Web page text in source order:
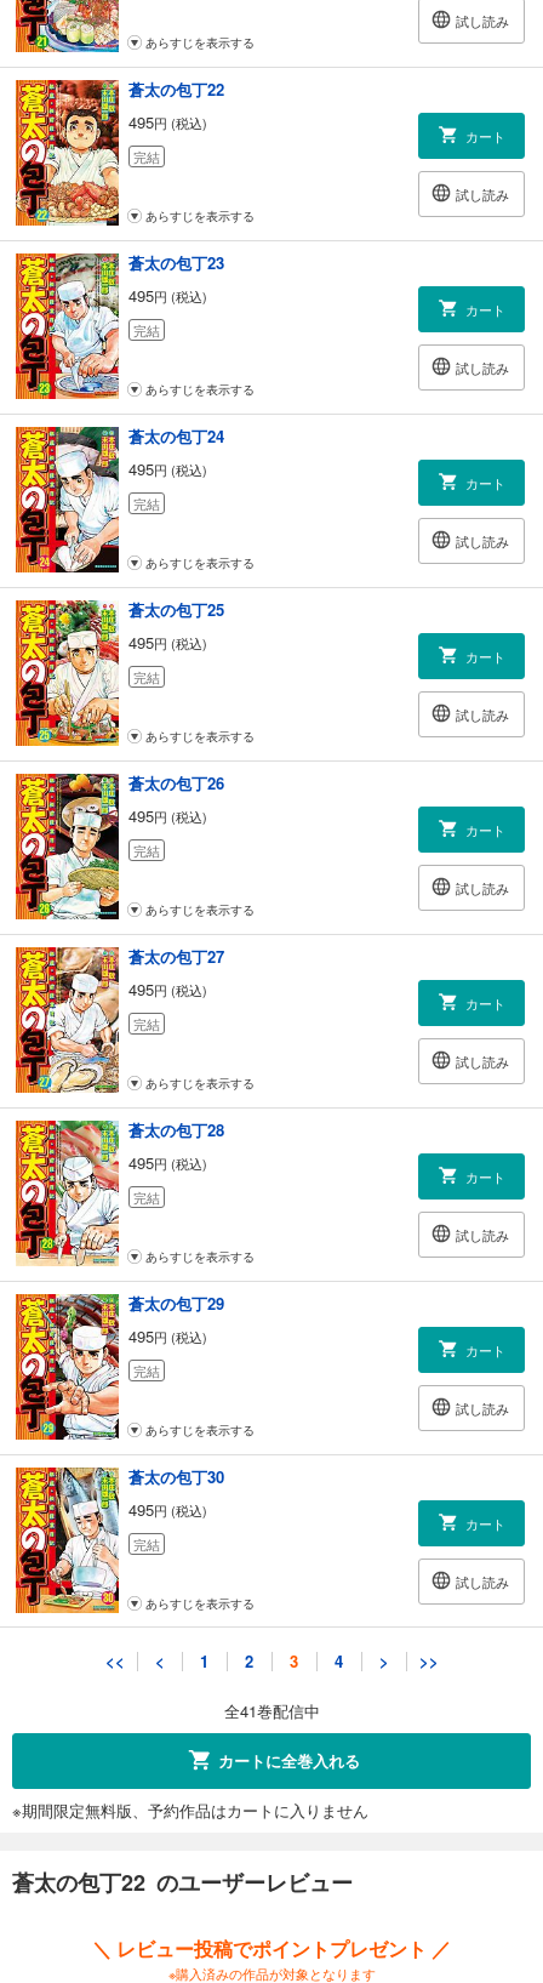
試し読み
あらすじを表示する
蒼太の包丁22
495円 (税込)
完結
カート
試し読み
あらすじを表示する
蒼太の包丁23
495円 (税込)
完結
カート
試し読み
あらすじを表示する
蒼太の包丁24
495円 (税込)
完結
カート
試し読み
あらすじを表示する
蒼太の包丁25
495円 (税込)
完結
カート
試し読み
あらすじを表示する
蒼太の包丁26
495円 (税込)
完結
カート
試し読み
あらすじを表示する
蒼太の包丁27
495円 (税込)
完結
カート
試し読み
あらすじを表示する
蒼太の包丁28
495円 (税込)
完結
カート
試し読み
あらすじを表示する
蒼太の包丁29
495円 (税込)
完結
カート
試し読み
あらすじを表示する
蒼太の包丁30
495円 (税込)
完結
カート
試し読み
あらすじを表示する
蒼太の包丁31
蒼太の包丁32
完結
あらすじを表示する
<< < 1 2 3 4 > >>
全41巻配信中
カートに全巻入れる
※期間限定無料版、予約作品はカートに入りません
蒼太の包丁22 のユーザーレビュー
＼ レビュー投稿でポイントプレゼント ／
※購入済みの作品が対象となります